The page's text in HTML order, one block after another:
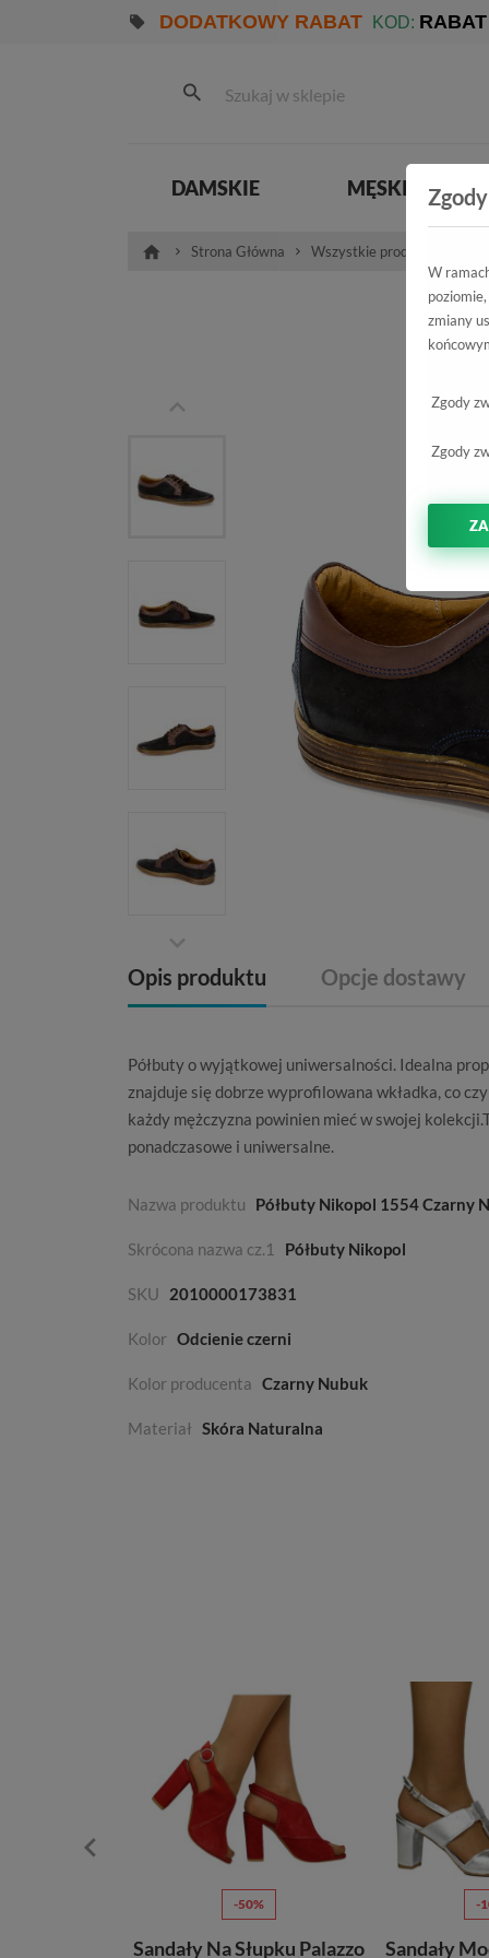
DODATKOWY RABAT KOD: RABAT
DAMSKIE MĘSKIE
Strona Główna Wszystkie produkty
Opis produktu Opcje dostawy
Półbutyo wyjątkowej uniwersalności. Idealna
znajduje się dobrze wyprofilowana wkładka, co
każdy mężczyzna powinien mieć w swojej
ponadczasowe i uniwersalne.
Nazwa produktu Półbuty Nikopol 1554 Czarny
Skrócona nazwa cz.1 Półbuty Nikopol
SKU 2010000173831
Kolor Odcienie czerni
Kolor producenta Czarny Nubuk
Materiał Skóra Naturalna
-50%
Sandały Na Słupku Palazzo
-
Sandały
Zgody
W
zmiany
Zgody
Zgody